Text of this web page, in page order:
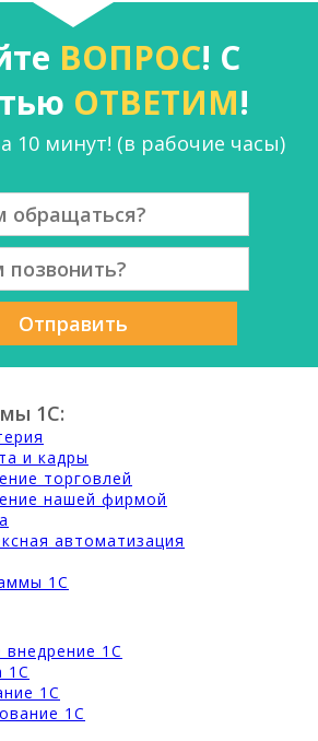
ВОПРОС! С
ОТВЕТИМ!
10 минут! (в рабочие часы)
Отправить
1С:
и кадры
торговлей
нашей фирмой
автоматизация
1С
внедрение 1С
1С
1С
1С